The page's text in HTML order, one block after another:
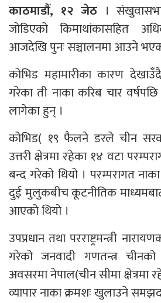
काठमाडौँ, १२ जेठ ।
जोडिएको किमाथांकासहित
आजदेखि पुनः सञ्चालनमा आउने
कोभिड महामारीका कारण
गरेका ती नाका करिब चार
लागेका हुन् ।
कोभिड( १९ फैलने डरले चीन
उत्तरी क्षेत्रमा रहेका १४ वटा
बन्द गरेको थियो । परम्परागत
दुई मुलुकबीच कूटनीतिक
आएको थियो ।
उपप्रधान तथा परराष्ट्रमन्त्री
गरेको जनवादी गणतन्त्र
अवसरमा नेपाल(चीन सीमा क्षेत्रमा
व्यापार नाका क्रमशः खुलाउने